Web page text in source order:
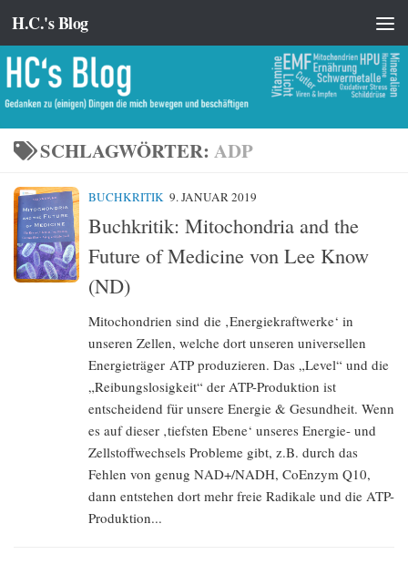
Zum Inhalt springen
H.C.'s Blog
SCHLAGWÖRTER: ADP
BUCHKRITIK 9. JANUAR 2019
Buchkritik: Mitochondria and the
Future of Medicine von Lee Know
(ND)
Mitochondrien sind die ‚Energiekraftwerke‘ in
unseren Zellen, welche dort unseren universellen
Energieträger ATP produzieren. Das „Level“ und die
„Reibungslosigkeit“ der ATP-Produktion ist
entscheidend für unsere Energie & Gesundheit. Wenn
es auf dieser ‚tiefsten Ebene‘ unseres Energie- und
Zellstoffwechsels Probleme gibt, z.B. durch das
Fehlen von genug NAD+/NADH, CoEnzym Q10,
dann entstehen dort mehr freie Radikale und die ATP-
Produktion...